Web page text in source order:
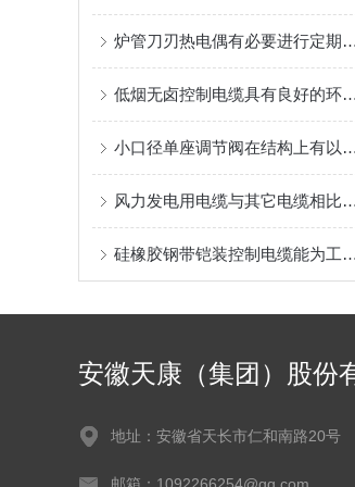
炉管刀刃热电偶有必要进行定期校准
低烟无卤控制电缆具有良好的环保性能
小口径单座调节阀在结构上有以下几个特别之处
风力发电用电缆与其它电缆相比的优势
硅橡胶钢带铠装控制电缆能为工业生产和各类工程提供可靠的保障
安徽天康（集团）股份
地址：安徽省天长市仁和南路20号